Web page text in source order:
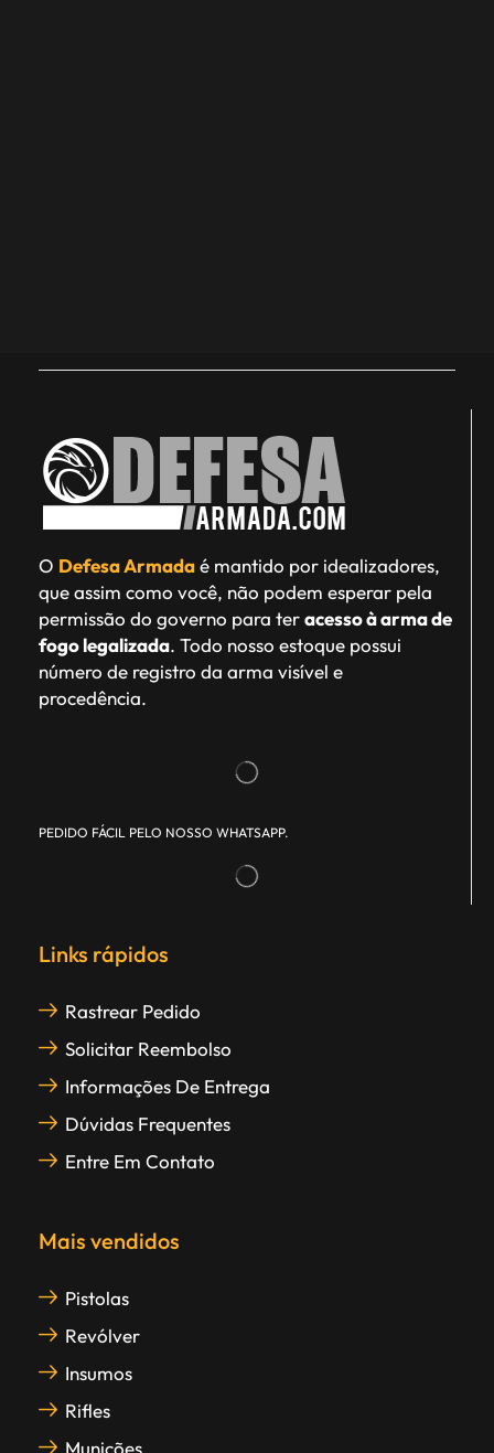
O Defesa Armadaé mantido por idealizadores,
que assim como você, não podem esperar pela
permissão do governo para teracesso à arma de
fogo legalizada. Todo nosso estoque possui
número de registro da arma visível e
procedência.
PEDIDO FÁCIL PELO NOSSO WHATSAPP.
Links rápidos
Rastrear Pedido
Solicitar Reembolso
Informações De Entrega
Dúvidas Frequentes
Entre Em Contato
Mais vendidos
Pistolas
Revólver
Insumos
Rifles